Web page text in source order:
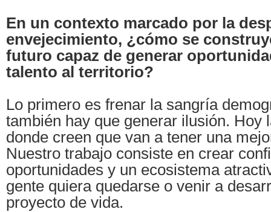
En un contexto marcado por la
envejecimiento, ¿cómo se
futuro capaz de generar
talento al territorio?
Lo primero es frenar la sangría
también hay que generar ilusión. Hoy
donde creen que van a tener una
Nuestro trabajo consiste en crear
oportunidades y un ecosistema
gente quiera quedarse o venir a
proyecto de vida.